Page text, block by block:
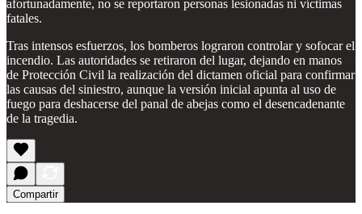
afortunadamente, no se reportaron personas lesionadas ni víctimas
fatales.
Tras intensos esfuerzos, los bomberos lograron controlar y sofocar el
incendio. Las autoridades se retiraron del lugar, dejando en manos
de Protección Civil la realización del dictamen oficial para confirmar
las causas del siniestro, aunque la versión inicial apunta al uso de
fuego para deshacerse del panal de abejas como el desencadenante
de la tragedia.
Compartir